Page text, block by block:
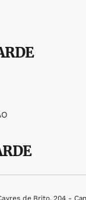
de Brito, 204 -